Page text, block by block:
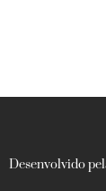
Desenvolvido